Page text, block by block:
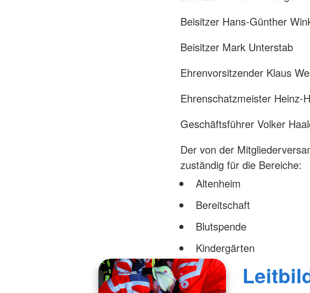
Beisitzer Hans-Günther
Beisitzer Mark Unterstab
Ehrenvorsitzender Klaus
Ehrenschatzmeister Heinz-
Geschäftsführer Volker
Der von der
zuständig für die Bereiche:
Altenheim
Bereitschaft
Blutspende
Kindergärten